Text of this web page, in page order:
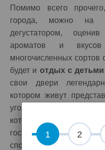
1 2
Помимо всего
города, можно на
дегустатором,
ароматов и
многочисленных сортов
будет и отдых с
свои двери
котором живут
уголков мира. И это
которые предложит
гостям. К слову,
спокойным улицам, не